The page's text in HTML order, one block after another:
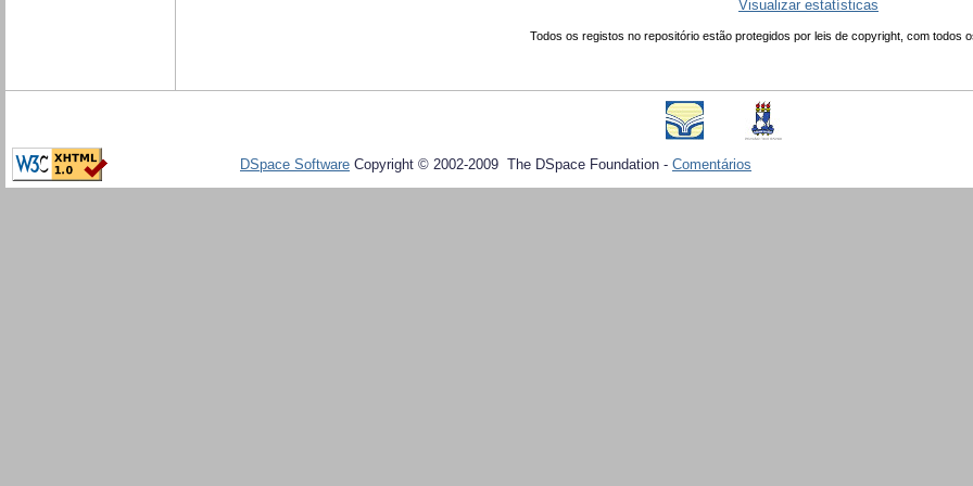
Visualizar estatísticas
Todos os registos no repositório estão protegidos por leis de copyright, com todos
DSpace Software Copyright © 2002-2009 The DSpace Foundation - Comentários